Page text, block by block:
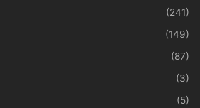
(241)
(149)
(87)
(3)
(5)